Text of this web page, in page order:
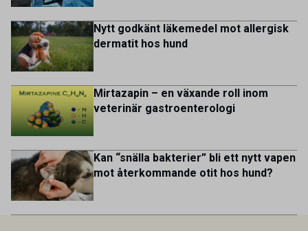
Nytt godkänt läkemedel mot allergisk
dermatit hos hund
Mirtazapin – en växande roll inom
veterinär gastroenterologi
Kan “snälla bakterier” bli ett nytt vapen
mot återkommande otit hos hund?